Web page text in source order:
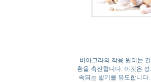
비아그라의 작용 원리는
환을 촉진합니다. 이것은
속되는 발기를 유도합니